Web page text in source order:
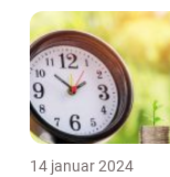
14 januar 2024